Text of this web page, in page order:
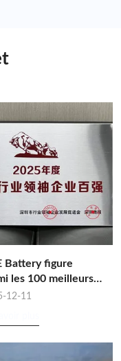
Battery figure
les 100 meilleurs
de l'industrie de
année
12-11